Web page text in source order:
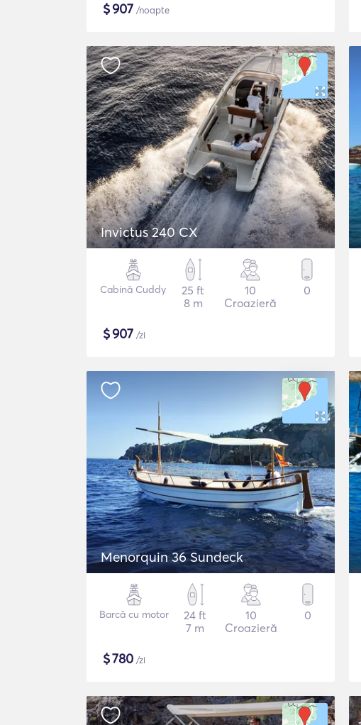
$907 /noapte
Invictus 240 CX
Cabină Cuddy
25 ft
8 m
10
Croazieră
0
$907 /zi
Menorquin 36 Sundeck
Barcă cu motor
24 ft
7 m
10
Croazieră
0
$780 /zi